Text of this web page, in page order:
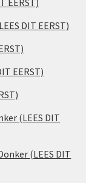
DIT EERST)
EERST)
(LEES DIT
(LEES DIT